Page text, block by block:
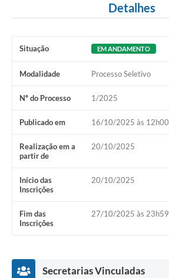
Detalhes
Situação EM ANDAMENTO
Modalidade Processo Seletivo
Nº do Processo 1/2025
Publicado em 16/10/2025 às 12h00
Realização em a
partir de
20/10/2025
Início das
Inscrições
20/10/2025
Fim das
Inscrições
27/10/2025 às 23h59
Secretarias Vinculadas